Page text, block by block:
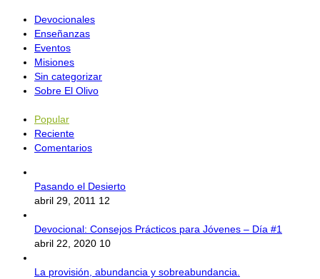
Devocionales
Enseñanzas
Eventos
Misiones
Sin categorizar
Sobre El Olivo
Popular
Reciente
Comentarios
Pasando el Desierto
abril 29, 2011 12
Devocional: Consejos Prácticos para Jóvenes – Día #1
abril 22, 2020 10
La provisión, abundancia y sobreabundancia.